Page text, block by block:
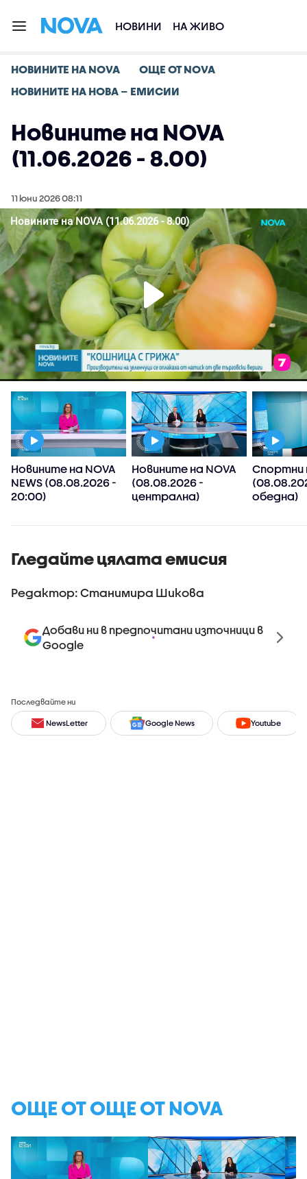
НОВИНИ НА ЖИВО
НОВИНИТЕ НА NOVA
ОЩЕ ОТ NOVA
НОВИНИТЕ НА НОВА – ЕМИСИИ
Новините на NOVA
(11.06.2026 - 8.00)
11 юни 2026 08:11
Новините на NOVA
NEWS (08.08.2026 -
20:00)
Новините на NOVA
(08.08.2026 -
централна)
Спортни
обедна)
Гледайте цялата емисия
Редактор: Станимира Шикова
Добави ни в предпочитани източници в
Google
Последвайте ни
NewsLetter Google News Youtube
ОЩЕ ОТ ОЩЕ ОТ NOVA